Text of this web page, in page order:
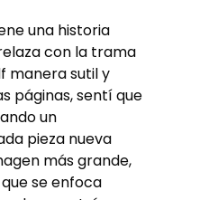
una historia
con la trama
manera sutil y
páginas, sentí que
un
pieza nueva
más grande,
se enfoca